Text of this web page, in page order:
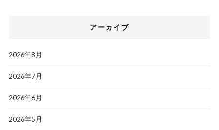
アーカイブ
2026年8月
2026年7月
2026年6月
2026年5月